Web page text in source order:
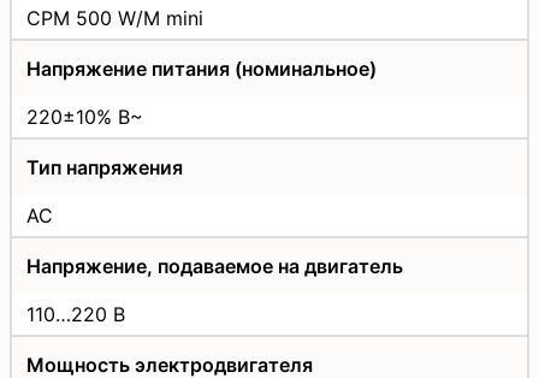
СРМ 500 W/M mini
Напряжение питания (номинальное)
220±10% В~
Тип напряжения
AC
Напряжение, подаваемое на двигатель
110…220 В
Мощность электродвигателя